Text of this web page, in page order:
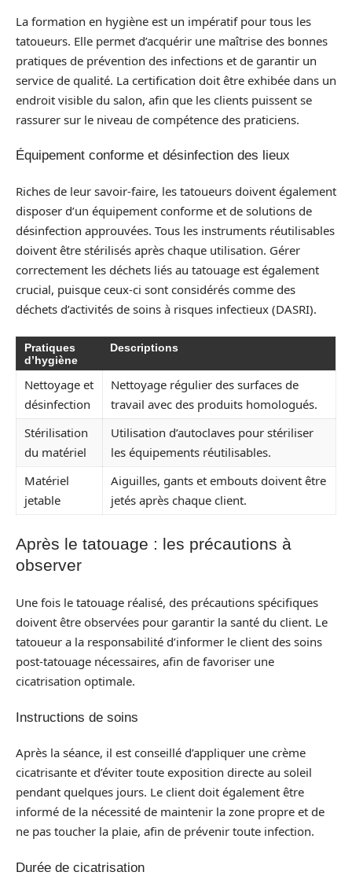
La formation en hygiène est un impératif pour tous les
tatoueurs. Elle permet d’acquérir une maîtrise des bonnes
pratiques de prévention des infections et de garantir un
service de qualité. La certification doit être exhibée dans un
endroit visible du salon, afin que les clients puissent se
rassurer sur le niveau de compétence des praticiens.
Équipement conforme et désinfection des lieux
Riches de leur savoir-faire, les tatoueurs doivent également
disposer d’un équipement conforme et de solutions de
désinfection approuvées. Tous les instruments réutilisables
doivent être stérilisés après chaque utilisation. Gérer
correctement les déchets liés au tatouage est également
crucial, puisque ceux-ci sont considérés comme des
déchets d’activités de soins à risques infectieux (DASRI).
Pratiques
d’hygiène
Descriptions
Nettoyage et
désinfection
Nettoyage régulier des surfaces de
travail avec des produits homologués.
Stérilisation
du matériel
Utilisation d’autoclaves pour stériliser
les équipements réutilisables.
Matériel
jetable
Aiguilles, gants et embouts doivent être
jetés après chaque client.
Après le tatouage : les précautions à
observer
Une fois le tatouage réalisé, des précautions spécifiques
doivent être observées pour garantir la santé du client. Le
tatoueur a la responsabilité d’informer le client des soins
post-tatouage nécessaires, afin de favoriser une
cicatrisation optimale.
Instructions de soins
Après la séance, il est conseillé d’appliquer une crème
cicatrisante et d’éviter toute exposition directe au soleil
pendant quelques jours. Le client doit également être
informé de la nécessité de maintenir la zone propre et de
ne pas toucher la plaie, afin de prévenir toute infection.
Durée de cicatrisation